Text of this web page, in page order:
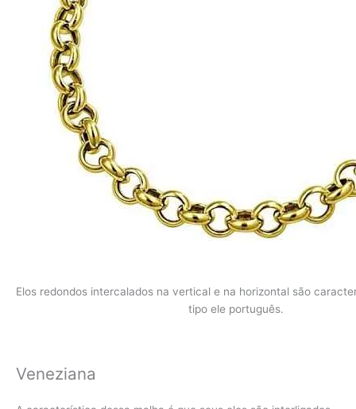
Elos redondos intercalados na vertical e na horizontal são
tipo ele português.
Veneziana